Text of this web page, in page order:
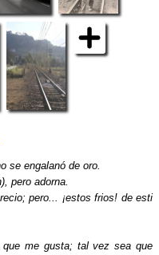
se engalanó de oro.
pero adorna.
pero... ¡estos frios! de esti
que me gusta; tal vez sea que